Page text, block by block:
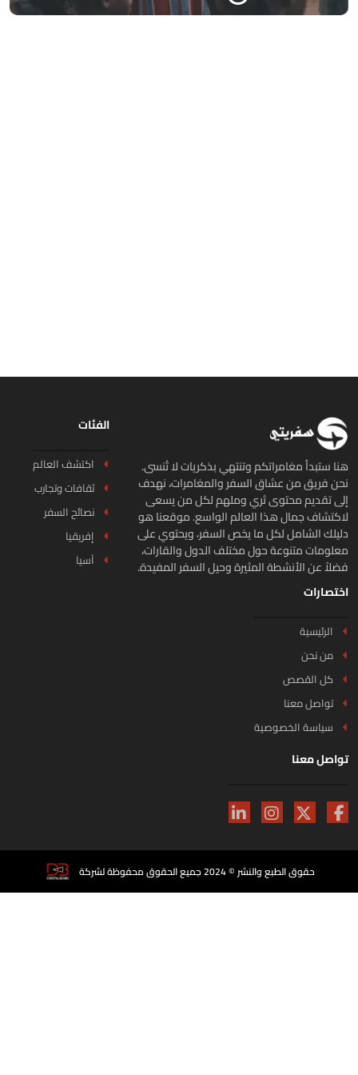
ستبدأ مغامراتكم وتنتهي بذكريات لا تُنسى.
فريق من عشاق السفر والمغامرات، نهدف
تقديم محتوى ثري وملهم لكل من يسعى
جمال هذا العالم الواسع. موقعنا هو
الشامل لكل ما يخص السفر، ويحتوي على
متنوعة حول مختلف الدول والقارات،
عن الأنشطة المثيرة وحيل السفر المفيدة.
الفئات
اكتشف العالم
ثقافات وتجارب
نصائح السفر
إفريقيا
آسيا
الرئيسية
من نحن
كل القصص
تواصل معنا
سياسة الخصوصية
معنا
حقوق الطبع والنشر © 2024 جميع الحقوق محفوظة لشركة